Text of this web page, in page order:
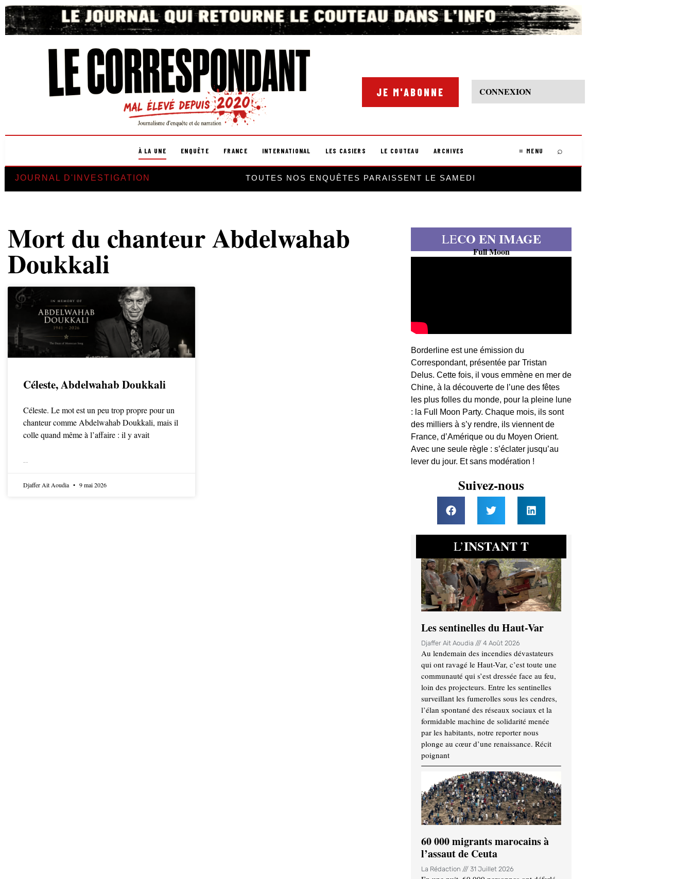
JE M'ABONNE CONNEXION
À LA UNE ENQUÊTE FRANCE INTERNATIONAL LES CASIERS LE COUTEAU ARCHIVES ≡ MENU ⌕
JOURNAL D'INVESTIGATION TOUTES NOS ENQUÊTES PARAISSENT LE SAMEDI
Mort du chanteur Abdelwahab
Doukkali
Céleste, Abdelwahab Doukkali
Céleste. Le mot est un peu trop propre pour un
chanteur comme Abdelwahab Doukkali, mais il
colle quand même à l’affaire : il y avait
Djaffer Ait Aoudia 9 mai 2026
LECO EN IMAGE
Full Moon
Borderline est une émission du
Correspondant, présentée par Tristan
Delus. Cette fois, il vous emmène en mer de
Chine, à la découverte de l’une des fêtes
les plus folles du monde, pour la pleine lune
: la Full Moon Party. Chaque mois, ils sont
des milliers à s’y rendre, ils viennent de
France, d’Amérique ou du Moyen Orient.
Avec une seule règle : s’éclater jusqu’au
lever du jour. Et sans modération !
Suivez-nous
L’INSTANT T
Les sentinelles du Haut-Var
Djaffer Ait Aoudia 4 Août 2026
Au lendemain des incendies dévastateurs
qui ont ravagé le Haut-Var, c’est toute une
communauté qui s’est dressée face au feu,
loin des projecteurs. Entre les sentinelles
surveillant les fumerolles sous les cendres,
l’élan spontané des réseaux sociaux et la
formidable machine de solidarité menée
par les habitants, notre reporter nous
plonge au cœur d’une renaissance. Récit
poignant
60 000 migrants marocains à
l’assaut de Ceuta
La Rédaction 31 Juillet 2026